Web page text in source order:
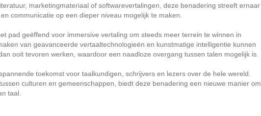
marketingmateriaal of softwarevertalingen, deze benadering streeft ernaar
communicatie op een dieper niveau mogelijk te maken.
pad geëffend voor immersive vertaling om steeds meer terrein te winnen in
van geavanceerde vertaaltechnologieën en kunstmatige intelligentie kunnen
ooit tevoren werken, waardoor een naadloze overgang tussen talen mogelijk is.
toekomst voor taalkundigen, schrijvers en lezers over de hele wereld.
culturen en gemeenschappen, biedt deze benadering een nieuwe manier om
taal.